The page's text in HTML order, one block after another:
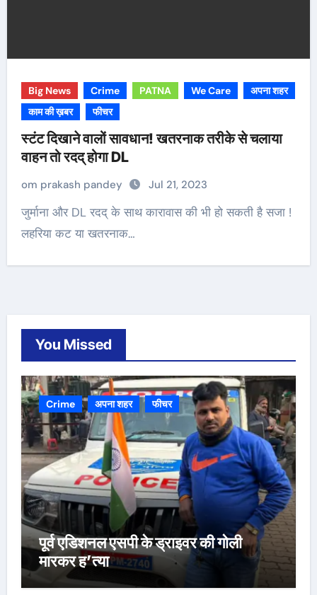
Big News Crime PATNA We Care
अपना शहर
काम की ख़बर
फीचर
स्टंट दिखाने वालों सावधान! खतरनाक तरीके से चलाया
वाहन तो रदद् होगा DL
om prakash pandey Jul 21, 2023
जुर्माना और DL रदद् के साथ कारावास की भी हो सकती है सजा !
लहरिया कट या खतरनाक…
You Missed
Crime अपना शहर फीचर
पूर्व एडिशनल एसपी के ड्राइवर की गोली
मारकर ह’त्या